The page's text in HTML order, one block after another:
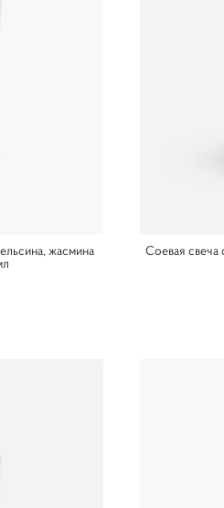
жасмина Соевая